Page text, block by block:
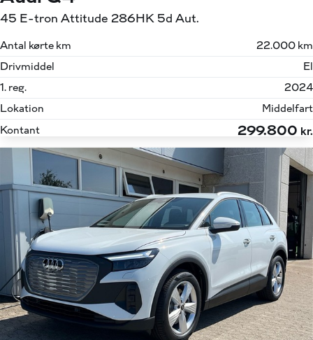
45 E-tron Attitude 286HK 5d Aut.
Antal kørte km
22.000 km
Drivmiddel
El
1. reg.
2024
Lokation
Middelfart
Kontant
299.800 kr.